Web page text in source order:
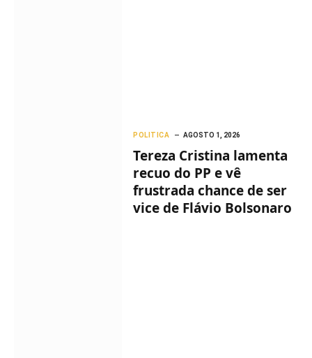
POLITICA AGOSTO 1, 2026
Tereza Cristina lamenta
recuo do PP e vê
frustrada chance de ser
vice de Flávio Bolsonaro